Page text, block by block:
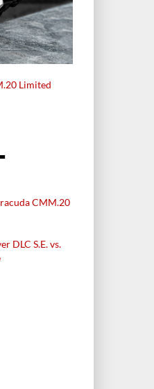
FÜR
Limited
CMM.20
DLC S.E. vs.